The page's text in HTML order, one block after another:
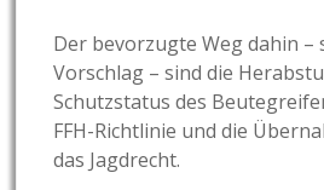
Der bevorzugte Weg dahin –
Vorschlag – sind die
Schutzstatus des
FFH-Richtlinie und die
das Jagdrecht.